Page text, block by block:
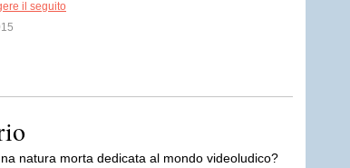
il seguito
natura morta dedicata al mondo videoludico?